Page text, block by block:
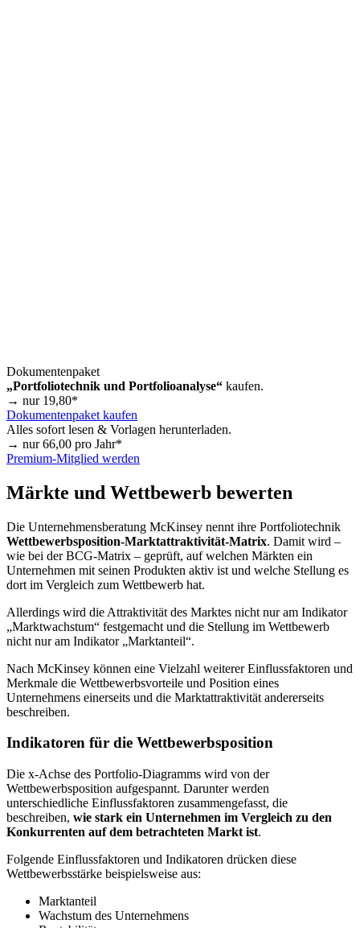
Dokumentenpaket
„Portfoliotechnik und Portfolioanalyse“ kaufen.
→ nur 19,80*
Dokumentenpaket kaufen
Alles sofort lesen & Vorlagen herunterladen.
→ nur66,00 pro Jahr*
Premium-Mitglied werden
Märkte und Wettbewerb bewerten
Die Unternehmensberatung McKinsey nennt ihre Portfoliotechnik
Wettbewerbsposition-Marktattraktivität-Matrix. Damit wird –
wie bei der BCG-Matrix – geprüft, auf welchen Märkten ein
Unternehmen mit seinen Produkten aktiv ist und welche Stellung es
dort im Vergleich zum Wettbewerb hat.
Allerdings wird die Attraktivität des Marktes nicht nur am Indikator
„Marktwachstum“ festgemacht und die Stellung im Wettbewerb
nicht nur am Indikator „Marktanteil“.
Nach McKinsey können eine Vielzahl weiterer Einflussfaktoren und
Merkmale die Wettbewerbsvorteile und Position eines
Unternehmens einerseits und die Marktattraktivität andererseits
beschreiben.
Indikatoren für die Wettbewerbsposition
Die x-Achse des Portfolio-Diagramms wird von der
Wettbewerbsposition aufgespannt. Darunter werden
unterschiedliche Einflussfaktoren zusammengefasst, die
beschreiben, wie stark ein Unternehmen im Vergleich zu den
Konkurrenten auf dem betrachteten Markt ist.
Folgende Einflussfaktoren und Indikatoren drücken diese
Wettbewerbsstärke beispielsweise aus:
Marktanteil
Wachstum des Unternehmens